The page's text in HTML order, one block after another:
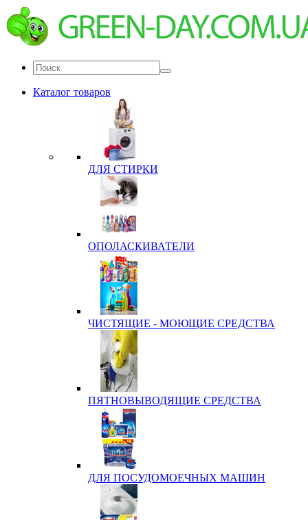
Каталог товаров
ДЛЯ СТИРКИ
ОПОЛАСКИВАТЕЛИ
ЧИСТЯЩИЕ - МОЮЩИЕ СРЕДСТВА
ПЯТНОВЫВОДЯЩИЕ СРЕДСТВА
ДЛЯ ПОСУДОМОЕЧНЫХ МАШИН